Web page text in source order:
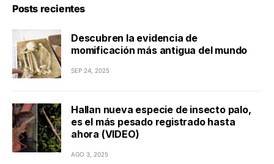
Posts recientes
Descubren la evidencia de
momificación más antigua del mundo
SEP 24, 2025
Hallan nueva especie de insecto palo,
es el más pesado registrado hasta
ahora (VIDEO)
AGO 3, 2025